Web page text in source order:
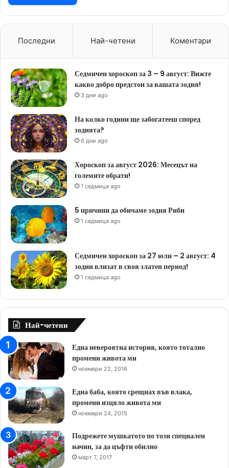
Последни Най-четени Коментари
Седмичен хороскоп за 3 – 9 август: Вижте
какво добро предстои за вашата зодия!
3 дни ago
На колко години ще забогатееш според
зодията?
6 дни ago
Хороскоп за август 2026: Месецът на
големите обрати!
1 седмица ago
5 причини да обичаме зодия Риби
1 седмица ago
Седмичен хороскоп за 27 юли – 2 август: 4
зодии влизат в своя златен период!
1 седмица ago
Най-четени
Една невероятна история, която тотално
промени живота ми
ноември 22, 2016
Една баба, която срещнах във влака,
промени изцяло живота ми
ноември 24, 2015
Подрежете мушкатото по този специален
начин, за да цъфти обилно
март 7, 2017